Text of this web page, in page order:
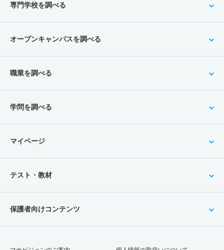
専門学校を調べる
オープンキャンパスを調べる
職業を調べる
学問を調べる
マイページ
テスト・教材
保護者向けコンテンツ